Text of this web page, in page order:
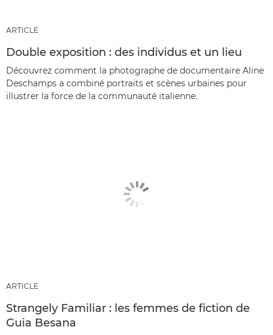
ARTICLE
Double exposition : des individus et un lieu
Découvrez comment la photographe de documentaire Aline
Deschamps a combiné portraits et scènes urbaines pour
illustrer la force de la communauté italienne.
ARTICLE
Strangely Familiar : les femmes de fiction de
Guia Besana